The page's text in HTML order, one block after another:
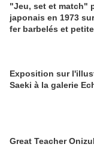
"Jeu, set et match"
japonais en 1973
fer barbelés et
Exposition sur
Saeki à la galerie
Great Teacher